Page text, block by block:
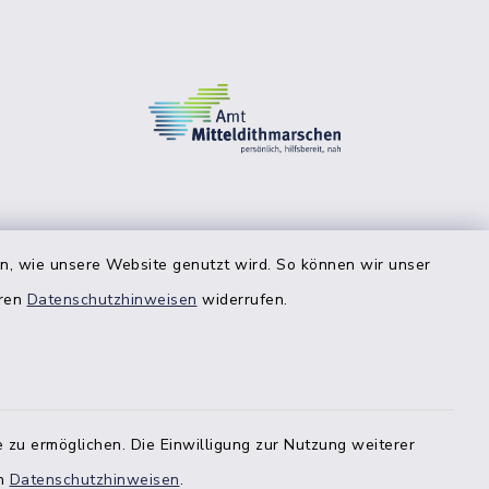
wie unsere Website genutzt wird. So können wir unser
Datenschutzhinweisen widerrufen.
ermöglichen. Die Einwilligung zur Nutzung weiterer
Datenschutzhinweisen.